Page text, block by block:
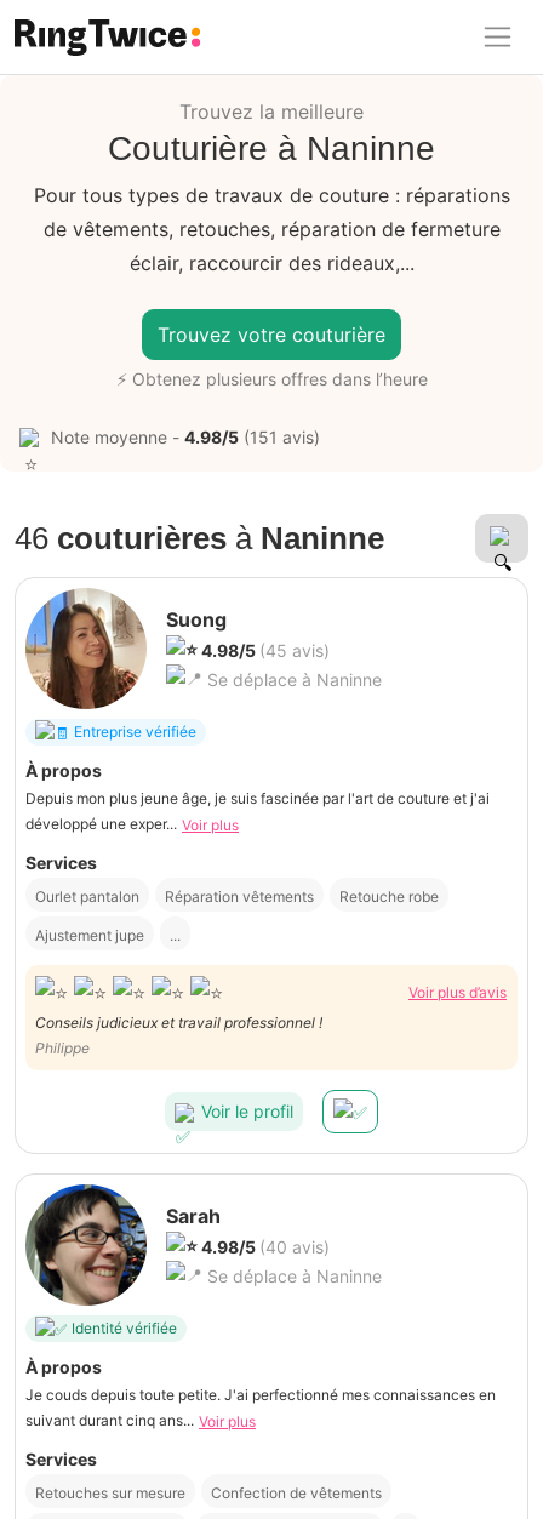
Ring Twice
Trouvez la meilleure
Couturière à Naninne
Pour tous types de travaux de couture : réparations
de vêtements, retouches, réparation de fermeture
éclair, raccourcir des rideaux,...
Trouvez votre couturière
⚡ Obtenez plusieurs offres dans l’heure
Note moyenne - 4.98/5 (151 avis)
46 couturières à Naninne
Suong
4.98/5 (45 avis)
Se déplace à Naninne
Entreprise vérifiée
À propos
Depuis mon plus jeune âge, je suis fascinée par l'art de couture et j'ai
développé une exper... Voir plus
Services
Ourlet pantalon Réparation vêtements Retouche robe
Ajustement jupe ...
Voir plus d’avis
Conseils judicieux et travail professionnel !
Philippe
Voir le profil
Sarah
4.98/5 (40 avis)
Se déplace à Naninne
Identité vérifiée
À propos
Je couds depuis toute petite. J'ai perfectionné mes connaissances en
suivant durant cinq ans... Voir plus
Services
Retouches sur mesure Confection de vêtements